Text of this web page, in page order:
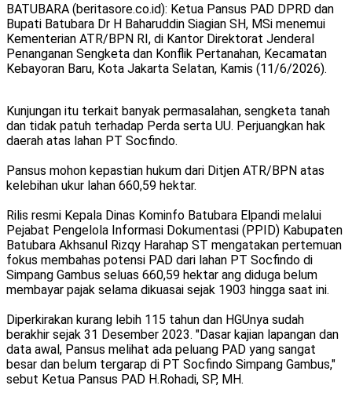
BATUBARA (beritasore.co.id): Ketua Pansus PAD DPRD dan
Bupati Batubara Dr H Baharuddin Siagian SH, MSi menemui
Kementerian ATR/BPN RI, di Kantor Direktorat Jenderal
Penanganan Sengketa dan Konflik Pertanahan, Kecamatan
Kebayoran Baru, Kota Jakarta Selatan, Kamis (11/6/2026).
Kunjungan itu terkait banyak permasalahan, sengketa tanah
dan tidak patuh terhadap Perda serta UU. Perjuangkan hak
daerah atas lahan PT Socfindo.
Pansus mohon kepastian hukum dari Ditjen ATR/BPN atas
kelebihan ukur lahan 660,59 hektar.
Rilis resmi Kepala Dinas Kominfo Batubara Elpandi melalui
Pejabat Pengelola Informasi Dokumentasi (PPID) Kabupaten
Batubara Akhsanul Rizqy Harahap ST mengatakan pertemuan
fokus membahas potensi PAD dari lahan PT Socfindo di
Simpang Gambus seluas 660,59 hektar ang diduga belum
membayar pajak selama dikuasai sejak 1903 hingga saat ini.
Diperkirakan kurang lebih 115 tahun dan HGUnya sudah
berakhir sejak 31 Desember 2023. "Dasar kajian lapangan dan
data awal, Pansus melihat ada peluang PAD yang sangat
besar dan belum tergarap di PT Socfindo Simpang Gambus,"
sebut Ketua Pansus PAD H.Rohadi, SP, MH.